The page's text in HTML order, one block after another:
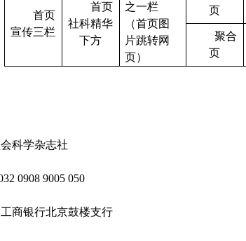
首页
宣传三栏
首页
社科精华
下方
之一栏
（首页图
片跳转网
页）
页
聚合
页
学杂志社
0908 9005 050
银行北京鼓楼支行